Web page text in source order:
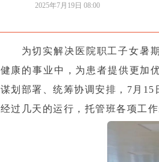
为切实解决医院职工子女暑
健康的事业中，为患者提供更加
谋划部署、统筹协调安排，7月15
经过几天的运行，托管班各项工
2025年7月19日 08:00